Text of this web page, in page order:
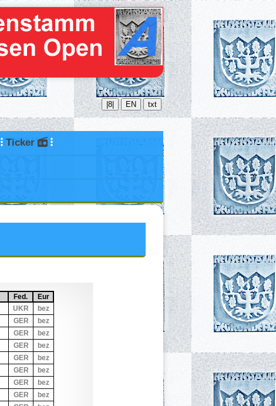
|8| EN txt
Ticker
Fed.
Sortiere aufsteigend nach
Fed. Eur
Sortiere aufsteigend nach
Eur
UKR
bez
GER
bez
GER
bez
GER
bez
GER
bez
GER
bez
GER
bez
GER
bez